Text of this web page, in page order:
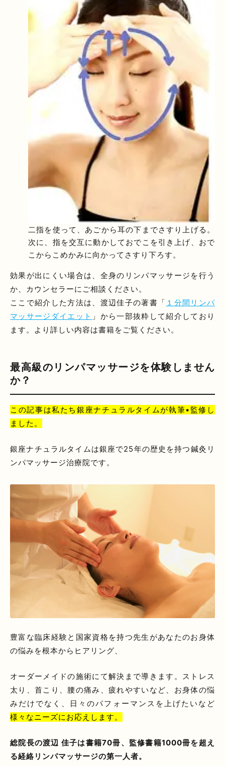
二指を使って、あごから耳の下までさすり上げる。
次に、指を交互に動かしておでこを引き上げ、おで
こからこめかみに向かってさすり下ろす。
効果が出にくい場合は、全身のリンパマッサージを行う
か、カウンセラーにご相談ください。
ここで紹介した方法は、渡辺佳子の著書「 １分間リンパ
マッサージダイエット 」から一部抜粋して紹介しており
ます。より詳しい内容は書籍をご覧ください。
最高級のリンパマッサージを体験しません
か？
この記事は私たち銀座ナチュラルタイムが執筆•監修し
ました。
銀座ナチュラルタイムは銀座で25年の歴史を持つ鍼灸リ
ンパマッサージ治療院です。
豊富な臨床経験と国家資格を持つ先生があなたのお身体
の悩みを根本からヒアリング、
オーダーメイドの施術にて解決まで導きます。ストレス
太り、首こり、腰の痛み、疲れやすいなど、お身体の悩
みだけでなく、日々のパフォーマンスを上げたいなど
様々なニーズにお応えします。
総院長の渡辺 佳子は書籍70冊、監修書籍1000冊を超え
る経絡リンパマッサージの第一人者。